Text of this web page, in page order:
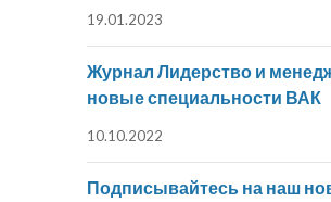
19.01.2023
Журнал Лидерство и
новые специальности ВАК
10.10.2022
Подписывайтесь на наш